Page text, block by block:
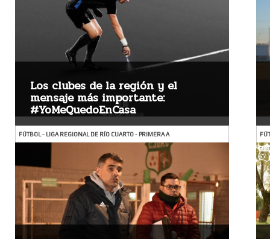
Los clubes de la región y el
mensaje más importante:
#YoMeQuedoEnCasa
Varias instituciones se sumaron a la campaña ...
Ver más
FÚTBOL - LIGA REGIONAL DE RÍO CUARTO - PRIMERA A